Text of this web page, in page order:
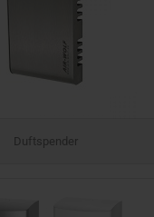
Duftspender